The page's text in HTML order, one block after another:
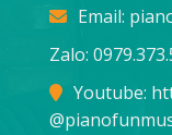
Email:
Zalo:
Youtube: